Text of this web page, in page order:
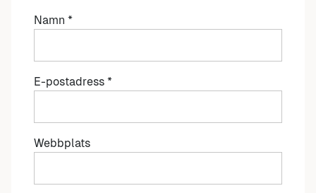
Namn *
E-postadress *
Webbplats